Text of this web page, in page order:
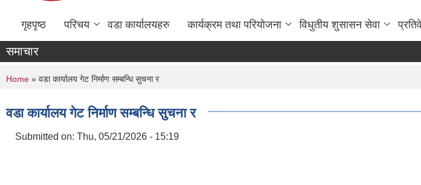
गृहपृष्ठ परिचय वडा कार्यालयहरु कार्यक्रम तथा परियोजना विधुतीय शुसासन सेवा
समाचार
You are here
Home » वडा कार्यालय गेट निर्माण सम्बन्धि सुचना र
वडा कार्यालय गेट निर्माण सम्बन्धि सुचना र
Submitted on: Thu, 05/21/2026 - 15:19